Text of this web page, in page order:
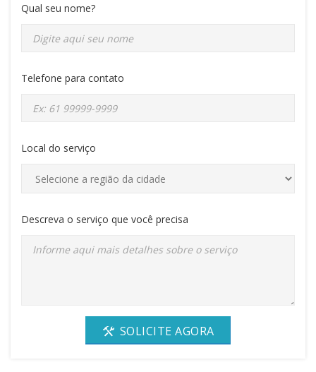
Qual seu nome?
Telefone para contato
Local do serviço
Descreva o serviço que você precisa
SOLICITE AGORA